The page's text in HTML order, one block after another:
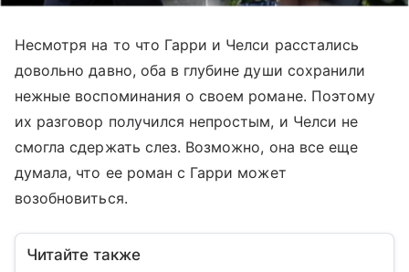
Несмотря на то что Гарри и Челси расстались
довольно давно, оба в глубине души сохранили
нежные воспоминания о своем романе. Поэтому
их разговор получился непростым, и Челси не
смогла сдержать слез. Возможно, она все еще
думала, что ее роман с Гарри может
возобновиться.
Читайте также